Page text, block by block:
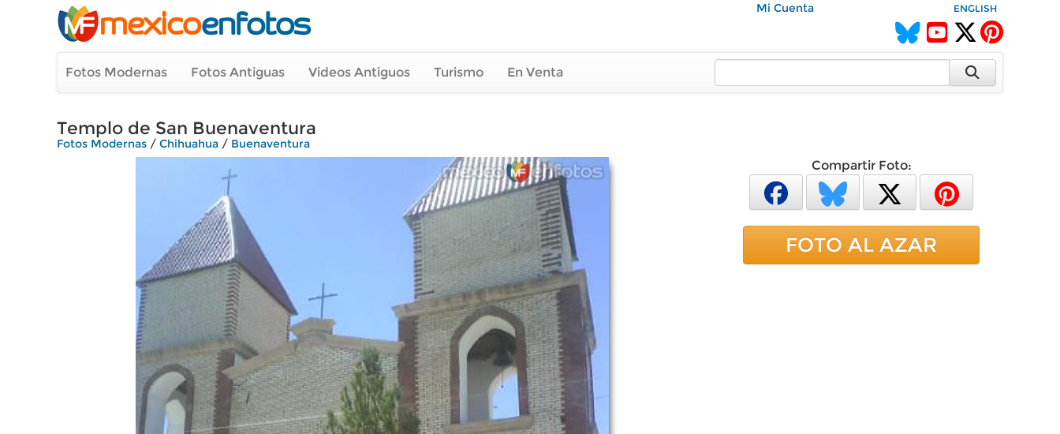
Mi Cuenta ENGLISH
Fotos Modernas Fotos Antiguas Videos Antiguos Turismo En Venta
Templo de San Buenaventura
Fotos Modernas / Chihuahua / Buenaventura
Compartir Foto:
FOTO AL AZAR